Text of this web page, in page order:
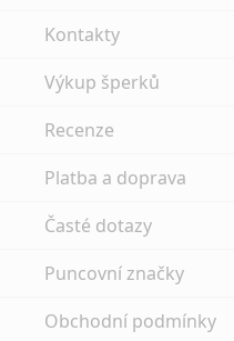
Kontakty
Výkup šperků
Recenze
Platba a doprava
Časté dotazy
Puncovní značky
Obchodní podmínky